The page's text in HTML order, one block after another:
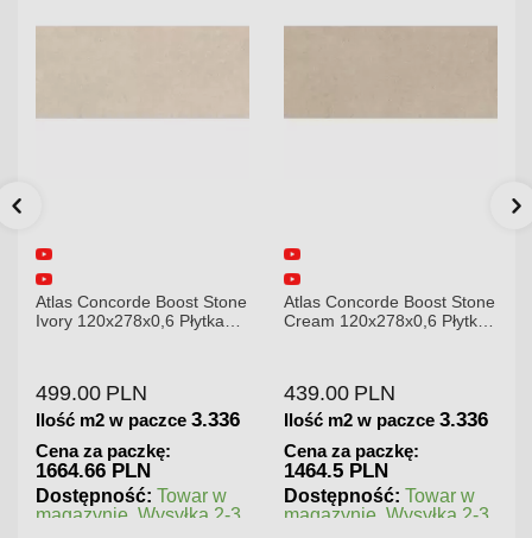
Stone
2-3
Atlas Concorde Boost Stone
Cream 120x278x0,6 Płytka
439.00
Ilość m2 w paczce 3.336
Cena za paczkę:
1464.5 PLN
Dostępność: Towar w
magazynie. Wysyłka 2-3
Atlas Concorde Brave
Gypsum 75x75 Płytka
180.00
Ilość m2 w paczce
Cena za paczkę:
202.5 PLN
Dostępność: Towar w
magazynie. Wysyłka